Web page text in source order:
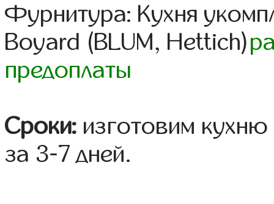
Фурнитура: Кухня
Boyard (BLUM, Hettich)
предоплаты
Сроки: изготовим
за 3-7 дней.